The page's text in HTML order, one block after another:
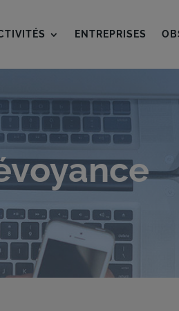
ENTREPRISES